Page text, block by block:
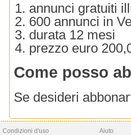
annunci gratuiti
600 annunci in
durata 12 mesi
prezzo euro
Come posso
Se desideri
Condizioni d'uso
Aiuto